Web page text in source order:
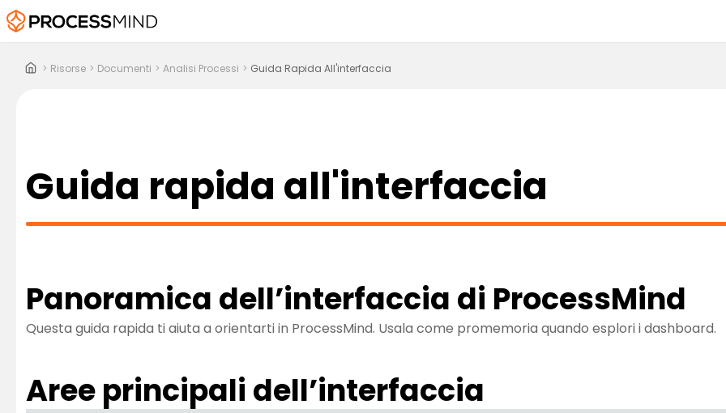
> Risorse > Documenti > Analisi Processi > Guida Rapida All'interfaccia
Guida rapida all'interfaccia
Panoramica dell’interfaccia di ProcessMind
Questa guida rapida ti aiuta a orientarti in ProcessMind. Usala come promemoria quando esplori i dashboard.
Aree principali dell’interfaccia